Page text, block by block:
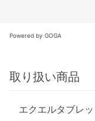
Powered by GOGA
取り扱い商品
エクエルタブレッ